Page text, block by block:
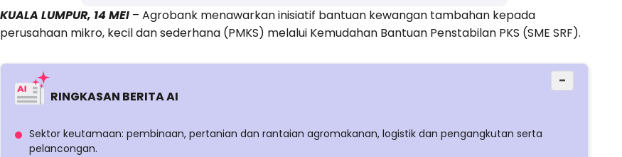
KUALA LUMPUR, 14 MEI – Agrobank menawarkan inisiatif bantuan kewangan tambahan kepada
perusahaan mikro, kecil dan sederhana (PMKS) melalui Kemudahan Bantuan Penstabilan PKS (SME SRF).
RINGKASAN BERITA AI
−
Sektor keutamaan: pembinaan, pertanian dan rantaian agromakanan, logistik dan pengangkutan serta
pelancongan.